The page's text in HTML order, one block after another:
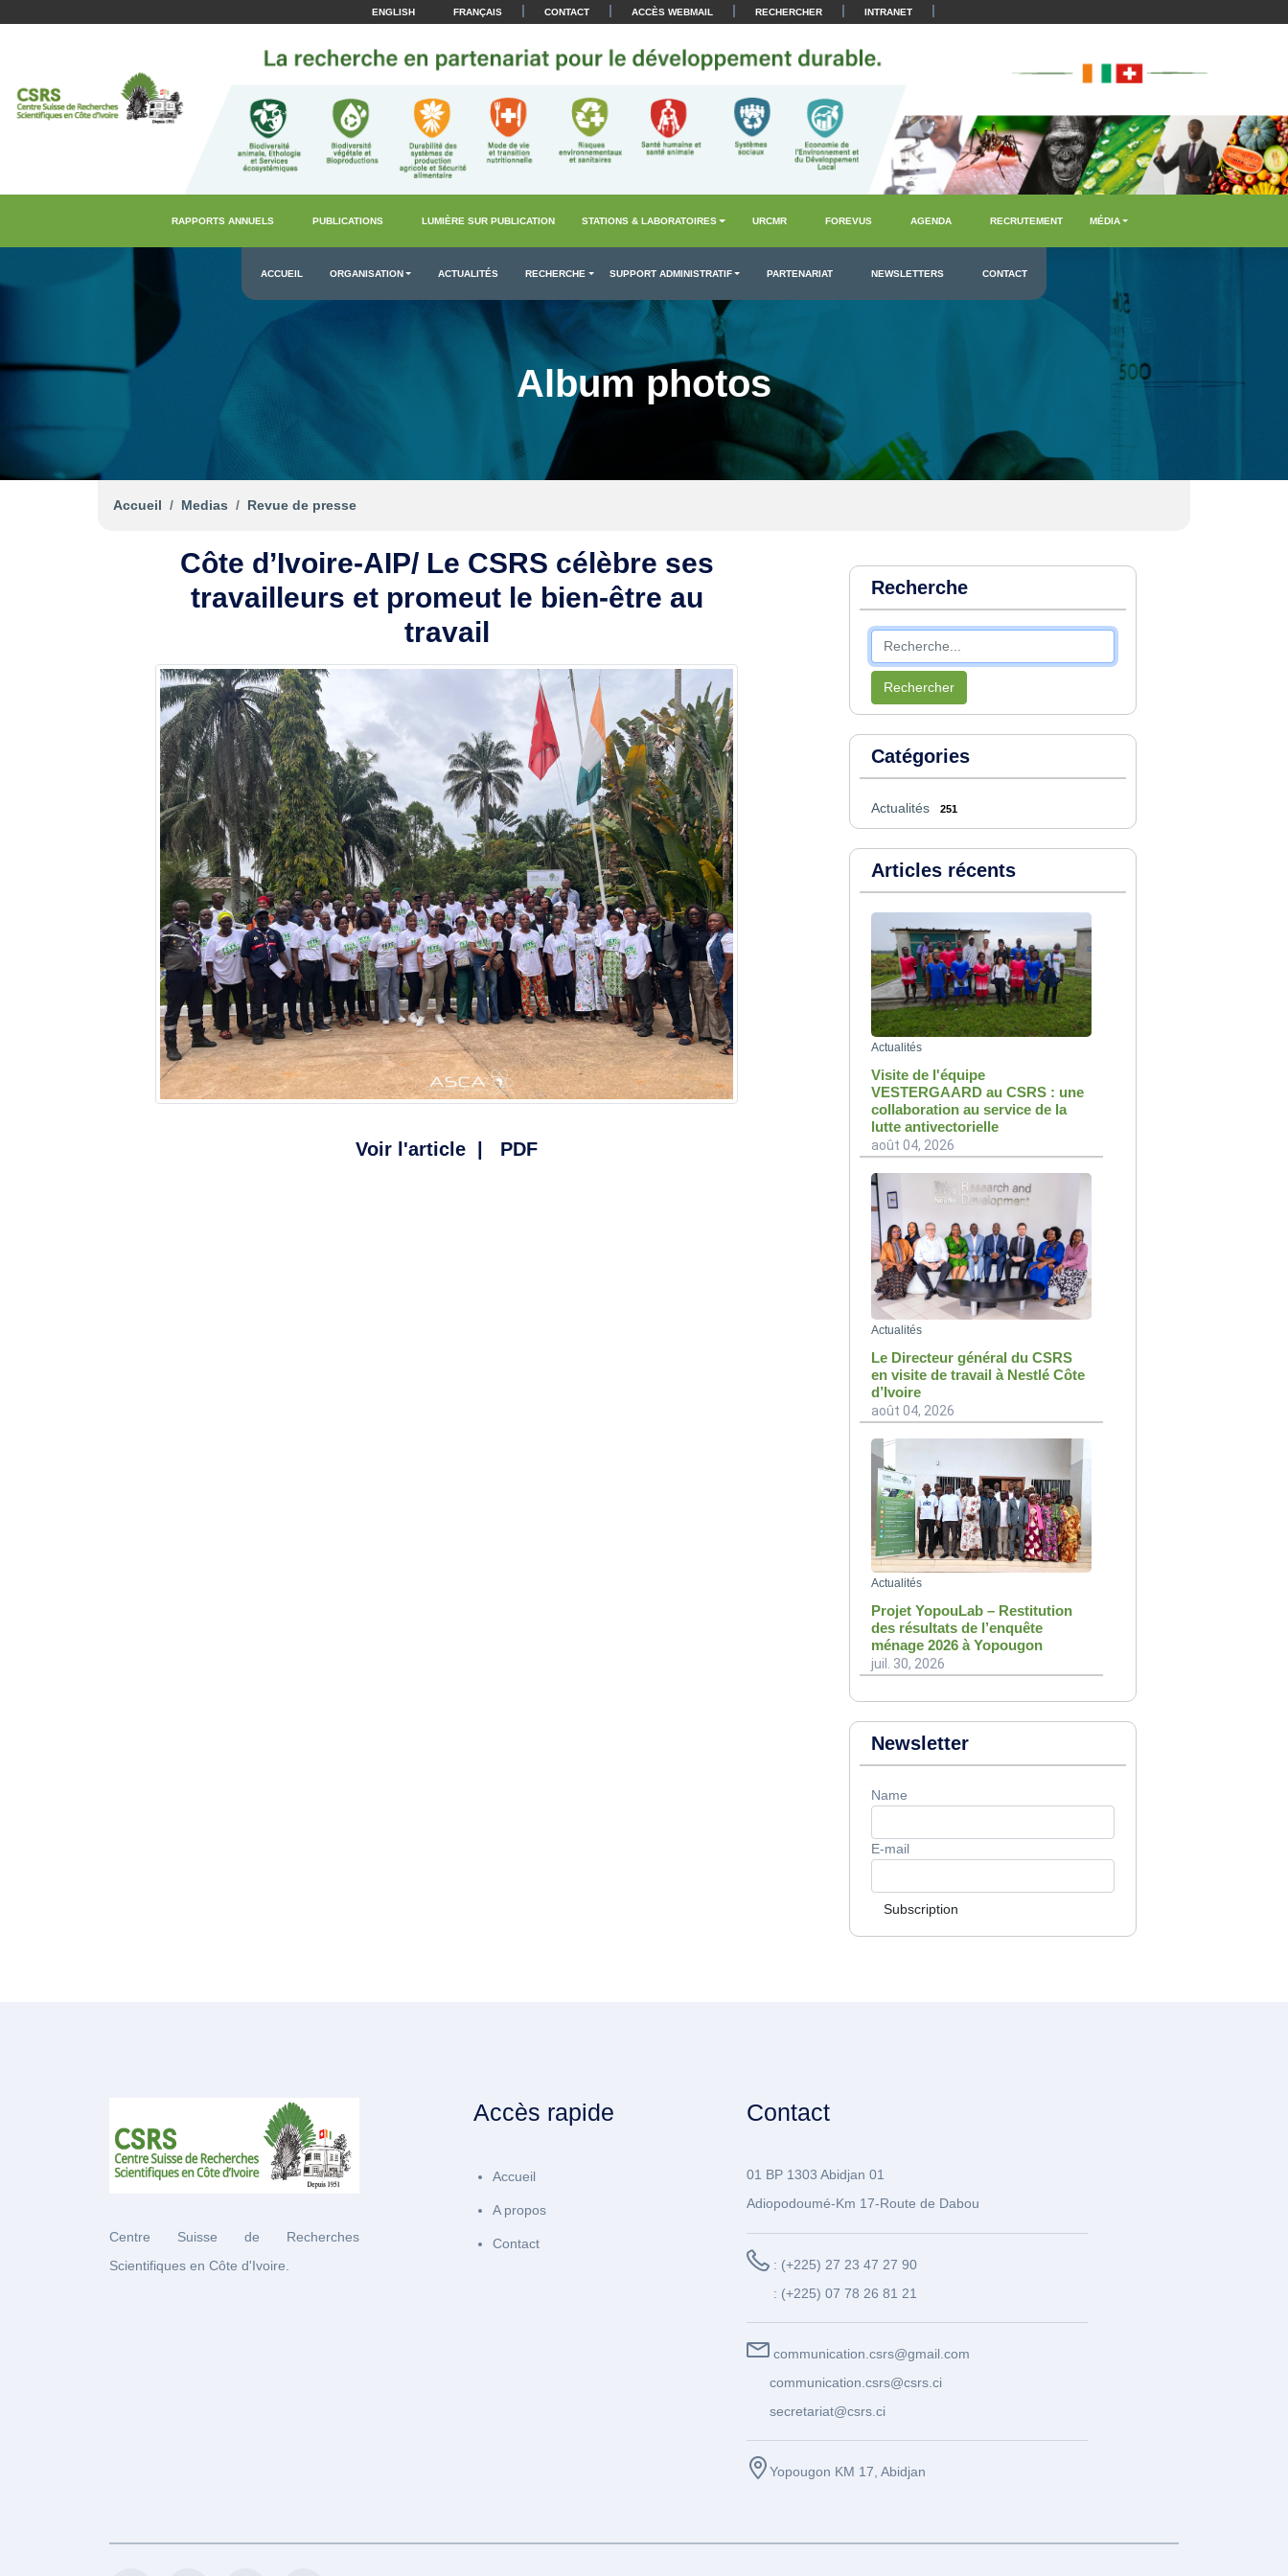
ENGLISH FRANÇAIS | CONTACT | ACCÈS WEBMAIL | RECHERCHER | INTRANET |
RAPPORTS ANNUELS PUBLICATIONS LUMIÈRE SUR PUBLICATION STATIONS & LABORATOIRES URCMR FOREVUS AGENDA RECRUTEMENT MÉDIA
ACCUEIL ORGANISATION ACTUALITÉS RECHERCHE SUPPORT ADMINISTRATIF PARTENARIAT NEWSLETTERS CONTACT
Album photos
Accueil Medias Revue de presse
Côte d’Ivoire-AIP/ Le CSRS célèbre ses
travailleurs et promeut le bien-être au
travail
Voir l'article PDF
Recherche
Rechercher
Catégories
Actualités 251
Articles récents
Actualités
Visite de l'équipe
VESTERGAARD au CSRS : une
collaboration au service de la
lutte antivectorielle
août 04, 2026
Actualités
Le Directeur général du CSRS
en visite de travail à Nestlé Côte
d’Ivoire
août 04, 2026
Actualités
Projet YopouLab – Restitution
des résultats de l’enquête
ménage 2026 à Yopougon
juil. 30, 2026
Newsletter
Name
E-mail
Subscription
Centre Suisse de Recherches
Scientifiques en Côte d'Ivoire.
Accès rapide
Accueil
A propos
Contact
Contact
01 BP 1303 Abidjan 01
Adiopodoumé-Km 17-Route de Dabou
: (+225) 27 23 47 27 90
: (+225) 07 78 26 81 21
communication.csrs@gmail.com
communication.csrs@csrs.ci
secretariat@csrs.ci
Yopougon KM 17, Abidjan